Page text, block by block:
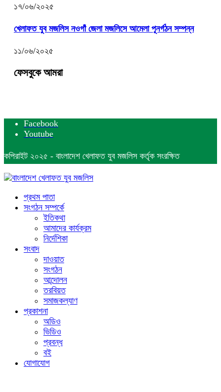
১৭/০৬/২০২৫
খেলাফত যুব মজলিস নওগাঁ জেলা মজলিসে আমেলা পূনর্গঠন সম্পন্ন
১১/০৬/২০২৫
ফেসবুকে আমরা
Facebook
Youtube
কপিরাইট ২০২৫ - বাংলাদেশ খেলাফত যুব মজলিস কর্তৃক সংরক্ষিত
প্রথম পাতা
সংগঠন সম্পর্কে
ইতিকথা
আমাদের কার্যক্রম
নির্দেশিকা
সংবাদ
দাওয়াত
সংগঠন
আন্দোলন
তরবিয়ত
সমাজকল্যাণ
প্রকাশনা
অডিও
ভিডিও
প্রবন্ধ
বই
যোগাযোগ